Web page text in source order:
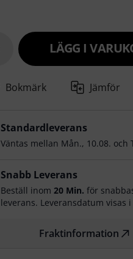
LÄGG I
Bokmärk Jämför
Standardleverans
Väntas mellan Mån., 10.08. och
Snabb Leverans
Beställ inom20 Min. för
leverans. Leveransdatum visas i
Fraktinformation